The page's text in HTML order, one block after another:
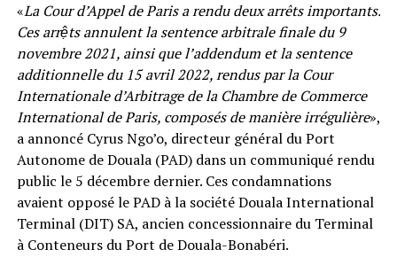
«La Cour d’Appel de Paris a rendu deux arrêts importants.
Ces arrệts annulent la sentence arbitrale finale du 9
novembre 2021, ainsi que l’addendum et la sentence
additionnelle du 15 avril 2022, rendus par la Cour
Internationale d’Arbitrage de la Chambre de Commerce
International de Paris, composés de manière irrégulière»,
a annoncé Cyrus Ngo’o, directeur général du Port
Autonome de Douala (PAD) dans un communiqué rendu
public le 5 décembre dernier. Ces condamnations
avaient opposé le PAD à la société Douala International
Terminal (DIT) SA, ancien concessionnaire du Terminal
à Conteneurs du Port de Douala-Bonabéri.